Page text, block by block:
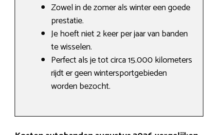
Zowel in de zomer als winter een goede
prestatie.
Je hoeft niet 2 keer per jaar van banden
te wisselen.
Perfect als je tot circa 15.000 kilometers
rijdt er geen wintersportgebieden
worden bezocht.